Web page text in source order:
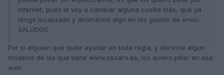
internet, pues le voy a cambiar alguna cosilla más, que ya
tengo localizado y ahorrarme algo en los gastos de envio.
SALUDOS.
Por si alguien que quier ayudar en toda regla, y decirme algun
modelos de los que tiene www.oscaro.es, los quiero pillar en esa
web.